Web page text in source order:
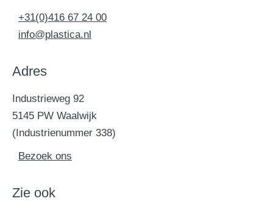
+31(0)416 67 24 00
info@plastica.nl
Adres
Industrieweg 92
5145 PW Waalwijk
(Industrienummer 338)
Bezoek ons
Zie ook